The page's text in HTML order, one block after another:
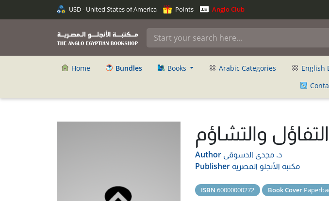
USD - United States of America Points Anglo Club
Home Bundles Books Arabic Categories English
والتشاؤم
Author د. مجدى الدسوقى
Publisher مكتبة الأنجلو المصرية
ISBN 60000000272 Book Cover